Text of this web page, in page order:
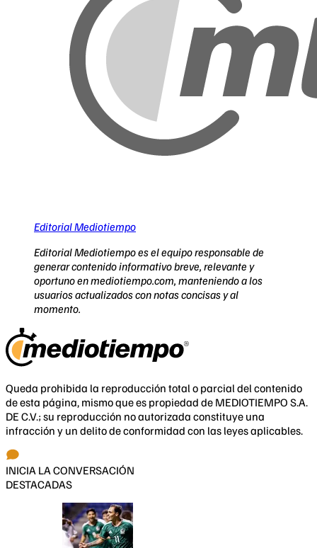
Editorial Mediotiempo
Editorial Mediotiempo es el equipo responsable de
generar contenido informativo breve, relevante y
oportuno en mediotiempo.com, manteniendo a los
usuarios actualizados con notas concisas y al
momento.
Queda prohibida la reproducción total o parcial del contenido
de esta página, mismo que es propiedad de MEDIOTIEMPO S.A.
DE C.V.; su reproducción no autorizada constituye una
infracción y un delito de conformidad con las leyes aplicables.
INICIA LA CONVERSACIÓN
DESTACADAS